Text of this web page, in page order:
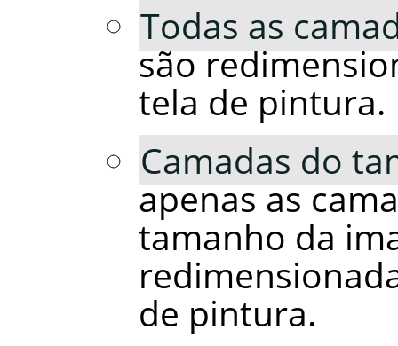
Todas as
são
tela de pintura.
Camadas do
apenas as
tamanho da
de pintura.